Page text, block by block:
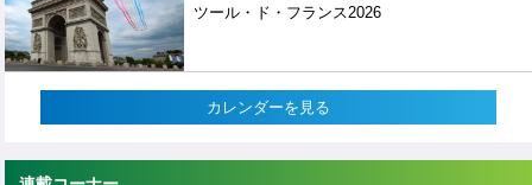
ツール・ド・フランス2026
カレンダーを見る